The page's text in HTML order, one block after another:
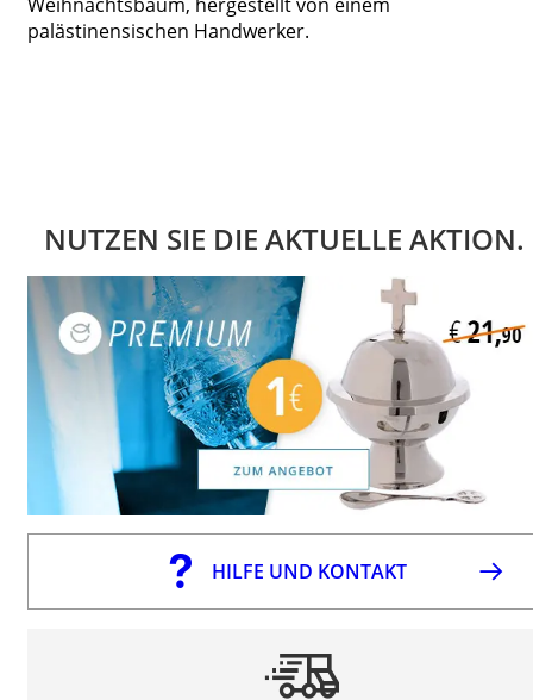
palästinensischen Handwerker.
NUTZEN SIE DIE AKTUELLE AKTION.
HILFE UND KONTAKT